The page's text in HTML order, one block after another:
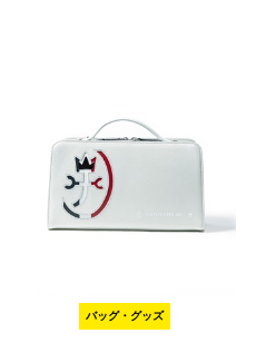
バッグ・グッズ